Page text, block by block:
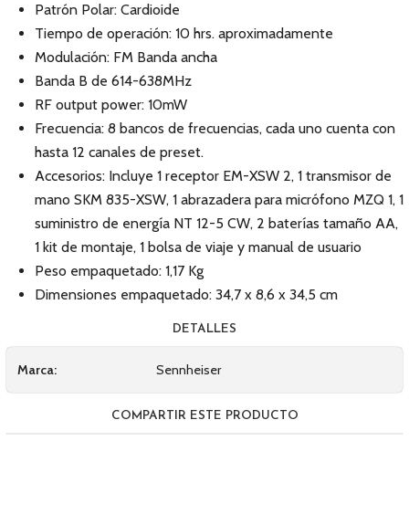
Patrón Polar: Cardioide
Tiempo de operación: 10 hrs. aproximadamente
Modulación: FM Banda ancha
Banda B de 614-638MHz
RF output power: 10mW
Frecuencia: 8 bancos de frecuencias, cada uno cuenta con
hasta 12 canales de preset.
Accesorios: Incluye 1 receptor EM-XSW 2, 1 transmisor de
mano SKM 835-XSW, 1 abrazadera para micrófono MZQ 1, 1
suministro de energía NT 12-5 CW, 2 baterías tamaño AA,
1 kit de montaje, 1 bolsa de viaje y manual de usuario
Peso empaquetado: 1,17 Kg
Dimensiones empaquetado: 34,7 x 8,6 x 34,5 cm
DETALLES
Marca: Sennheiser
COMPARTIR ESTE PRODUCTO